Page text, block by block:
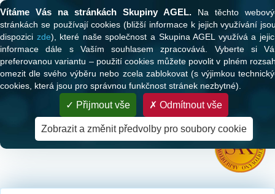
PARTNER VAŠEHO ZDRAVÍ
Zdravotní péče pro klienty všech zdravotních pojišťoven
Tato webová stránka používá cookies
Vítáme Vás na stránkách Skupiny AGEL. Na těchto
stránkách se používají cookies (bližší informace k jejich využívání
dispozici zde), které naše společnost a Skupina AGEL využívá a
informace dále s Vaším souhlasem zpracovává. Vyberte si
preferovanou variantu – použití cookies můžete povolit v plném
omezit dle svého výběru nebo zcela zablokovat (s výjimkou
cookies, která jsou pro správnou funkčnost stránek nezbytné).
Přijmout vše Odmítnout vše
Zobrazit a změnit předvolby pro soubory cookie